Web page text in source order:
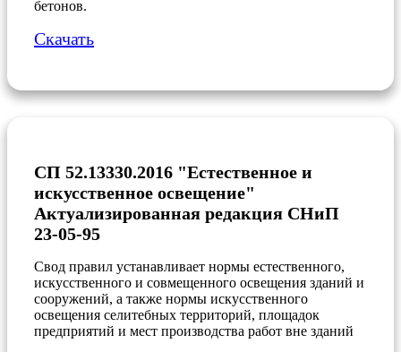
бетонов.
Скачать
СП 52.13330.2016 "Естественное и
искусственное освещение"
Актуализированная редакция СНиП
23-05-95
Свод правил устанавливает нормы естественного,
искусственного и совмещенного освещения зданий и
сооружений, а также нормы искусственного
освещения селитебных территорий, площадок
предприятий и мест производства работ вне зданий